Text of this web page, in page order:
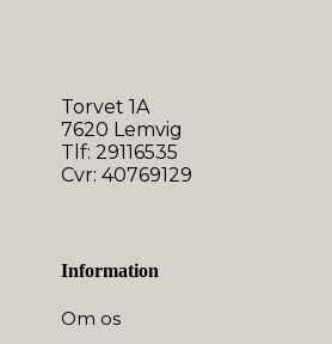
Torvet 1A
7620 Lemvig
Tlf: 29116535
Cvr: 40769129
Information
Om os